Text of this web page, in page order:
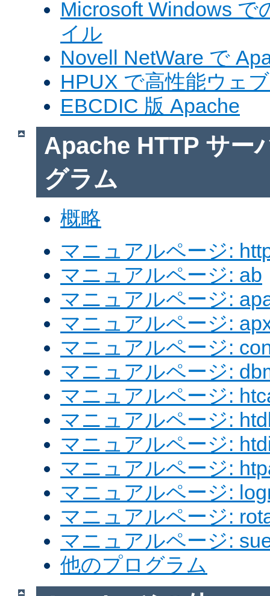
Microsoft Windows で
イル
Novell NetWare で
HPUX で高性能ウェ
EBCDIC 版 Apache
Apache HTTP サー
グラム
概略
マニュアルページ:
マニュアルページ: ab
マニュアルページ:
マニュアルページ:
マニュアルページ:
マニュアルページ:
マニュアルページ:
マニュアルページ:
マニュアルページ:
マニュアルページ:
マニュアルページ:
マニュアルページ:
マニュアルページ:
他のプログラム